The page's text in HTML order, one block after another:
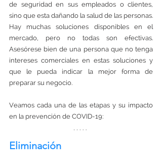
de seguridad en sus empleados o clientes,
sino que esta dañando la salud de las personas.
Hay muchas soluciones disponibles en el
mercado, pero no todas son efectivas.
Asesórese bien de una persona que no tenga
intereses comerciales en estas soluciones y
que le pueda indicar la mejor forma de
preparar su negocio.
Veamos cada una de las etapas y su impacto
en la prevención de COVID-19:
Eliminación